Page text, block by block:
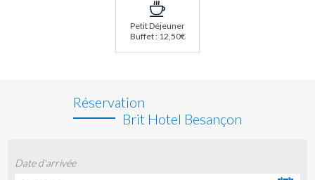
Petit Déjeuner
Buffet : 12,50€
Réservation
Brit Hotel Besançon
Date d'arrivée